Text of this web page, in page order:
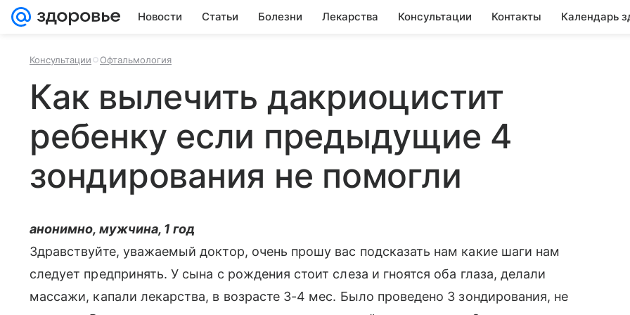
Новости Статьи Болезни Лекарства Консультации Контакты Календарь
Консультации Офтальмология
Как вылечить дакриоцистит
ребенку если предыдущие 4
зондирования не помогли
анонимно, мужчина, 1 год
Здравствуйте, уважаемый доктор, очень прошу вас подсказать нам какие шаги нам
следует предпринять. У сына с рождения стоит слеза и гноятся оба глаза, делали
массажи, капали лекарства, в возрасте 3-4 мес. Было проведено 3 зондирования, не